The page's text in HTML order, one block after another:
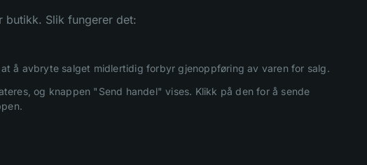
butikk. Slik fungerer det:
å avbryte salget midlertidig forbyr gjenoppføring av varen for salg.
og knappen "Send handel" vises. Klikk på den for å sende